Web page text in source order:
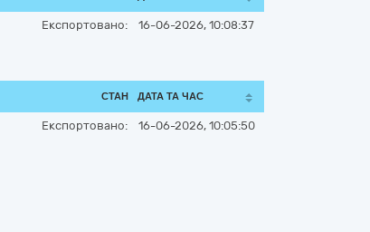
Експортовано: 16-06-2026, 10:08:37
СТАН ДАТА ТА ЧАС
Експортовано: 16-06-2026, 10:05:50